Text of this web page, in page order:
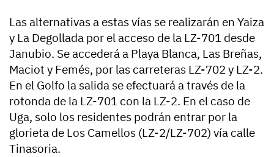
Las alternativas a estas vías se realizarán en Yaiza
y La Degollada por el acceso de la LZ-701 desde
Janubio. Se accederá a Playa Blanca, Las Breñas,
Maciot y Femés, por las carreteras LZ-702 y LZ-2.
En el Golfo la salida se efectuará a través de la
rotonda de la LZ-701 con la LZ-2. En el caso de
Uga, solo los residentes podrán entrar por la
glorieta de Los Camellos (LZ-2/LZ-702) vía calle
Tinasoria.